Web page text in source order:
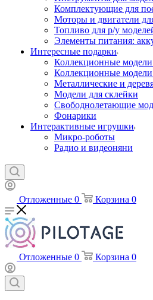
Комплектующие для
Моторы и двигатели
Топливо для р/у
Элементы питания:
Интересные подарки
Коллекционные модели
Коллекционные модели
Металлические и
Модели для склейки
Свободнолетающие
Фонарики
Интерактивные игрушки
Микро-роботы
Радио и видеоняни
Отложенные 0 Корзина 0
Отложенные 0 Корзина 0